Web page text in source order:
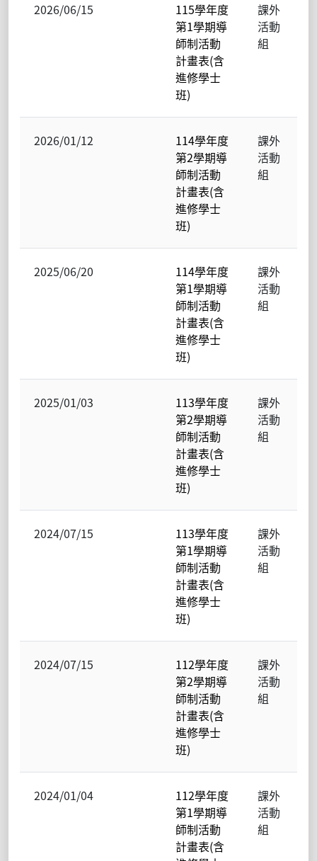
2026/06/15
115學年度
第1學期導
師制活動
計畫表(含
進修學士
班)
課外
活動
組
2026/01/12
114學年度
第2學期導
師制活動
計畫表(含
進修學士
班)
課外
活動
組
2025/06/20
114學年度
第1學期導
師制活動
計畫表(含
進修學士
班)
課外
活動
組
2025/01/03
113學年度
第2學期導
師制活動
計畫表(含
進修學士
班)
課外
活動
組
2024/07/15
113學年度
第1學期導
師制活動
計畫表(含
進修學士
班)
課外
活動
組
2024/07/15
112學年度
第2學期導
師制活動
計畫表(含
進修學士
班)
課外
活動
組
2024/01/04
112學年度
第1學期導
師制活動
計畫表(含
課外
活動
組